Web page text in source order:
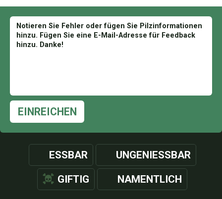
EINREICHEN
ESSBAR UNGENIESSBAR
GIFTIG NAMENTLICH